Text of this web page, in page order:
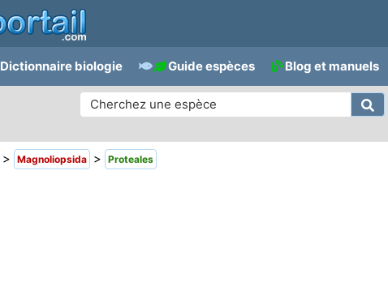
Dictionnaire biologie Guide espèces Blog et manuels
> Magnoliopsida > Proteales